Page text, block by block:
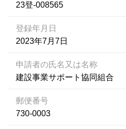
23登-008565
登録年月日
2023年7月7日
申請者の氏名又は名称
建設事業サポート協同組合
郵便番号
730-0003